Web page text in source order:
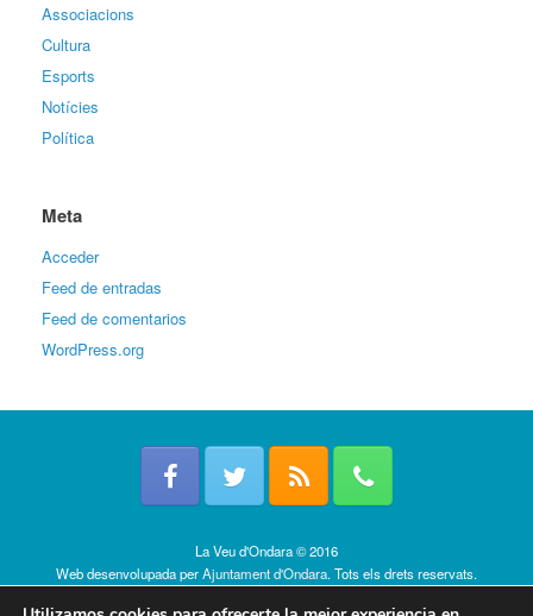
Associacions
Cultura
Esports
Notícies
Política
Meta
Acceder
Feed de entradas
Feed de comentarios
WordPress.org
La Veu d'Ondara © 2016
Web desenvolupada perAjuntament d'Ondara. Tots els drets reservats.